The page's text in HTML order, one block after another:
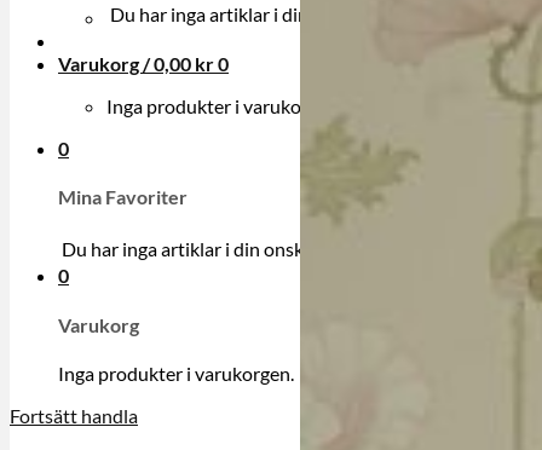
Du har inga artiklar i din onskelista.
Varukorg /0,00 kr0
Inga produkter i varukorgen.
0
Mina Favoriter
Du har inga artiklar i din onskelista.
0
Varukorg
Inga produkter i varukorgen.
Fortsätt handla